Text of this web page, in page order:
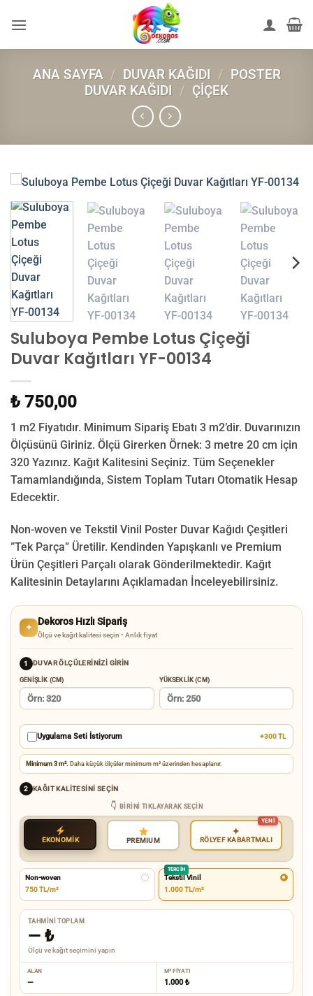
atla
ANA SAYFA / DUVAR KAĞIDI / POSTER
DUVAR KAĞIDI / ÇIÇEK
Suluboya Pembe Lotus Çiçeği
Duvar Kağıtları YF-00134
₺ 750,00
1 m2 Fiyatıdır. Minimum Sipariş Ebatı 3 m2’dir. Duvarınızın
Ölçüsünü Giriniz. Ölçü Girerken Örnek: 3 metre 20 cm için
320 Yazınız. Kağıt Kalitesini Seçiniz. Tüm Seçenekler
Tamamlandığında, Sistem Toplam Tutarı Otomatik Hesap
Edecektir.
Non-woven ve Tekstil Vinil Poster Duvar Kağıdı Çeşitleri
”Tek Parça” Üretilir. Kendinden Yapışkanlı ve Premium
Ürün Çeşitleri Parçalı olarak Gönderilmektedir. Kağıt
Kalitesinin Detaylarını Açıklamadan İnceleyebilirsiniz.
✦
Dekoros Hızlı Sipariş
Ölçü ve kağıt kalitesi seçin • Anlık fiyat
1 DUVAR ÖLÇÜLERINIZI GIRIN
GENIŞLIK (CM) YÜKSEKLIK (CM)
Uygulama Seti İstiyorum +300 TL
Minimum 3 m². Daha küçük ölçüler minimum m² üzerinden hesaplanır.
2 KAĞIT KALITESINI SEÇIN
BIRINI TIKLAYARAK SEÇIN
EKONOMİK PREMIUM
✦
RÖLYEF KABARTMALI
Non-woven
750 TL/m²
TERCIH
Tekstil Vinil
1.000 TL/m²
TAHMINI TOPLAM
— ₺
Ölçü ve kağıt seçimini yapın
ALAN
—
M² FIYATI
1.000 ₺